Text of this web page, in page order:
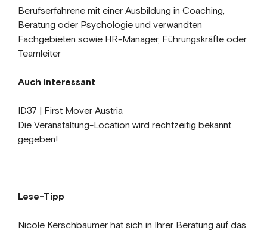
Berufserfahrene mit einer Ausbildung in Coaching,
Beratung oder Psychologie und verwandten
Fachgebieten sowie HR-Manager, Führungskräfte oder
Teamleiter
Auch interessant
ID37 | First Mover Austria
Die Veranstaltung-Location wird rechtzeitig bekannt
gegeben!
Lese-Tipp
Nicole Kerschbaumer hat sich in Ihrer Beratung auf das